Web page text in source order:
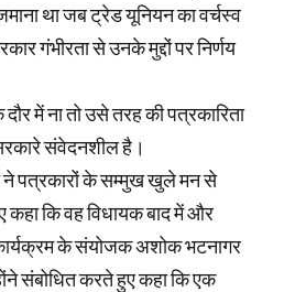
था जब ट्रेड यूनियन का वर्चस्व
गंभीरता से उनके मुद्दों पर निर्णय
में ना तो उसे तरह की पत्रकारिता
संवेदनशील है।
ने पत्रकारों के सम्मुख खुले मन से
कहा कि वह विधायक बाद में और
के संयोजक अशोक भटनागर
संबोधित करते हुए कहा कि एक